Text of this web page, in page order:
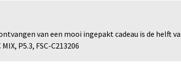
van een mooi ingepakt cadeau is de helft
P5.3, FSC-C213206